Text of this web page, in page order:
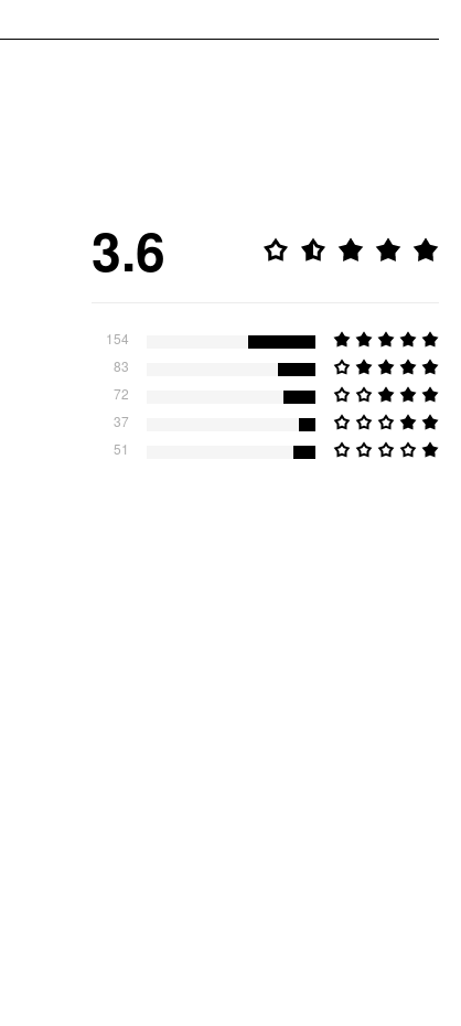
3.6
154
83
72
37
51